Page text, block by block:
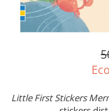
Little First Stickers